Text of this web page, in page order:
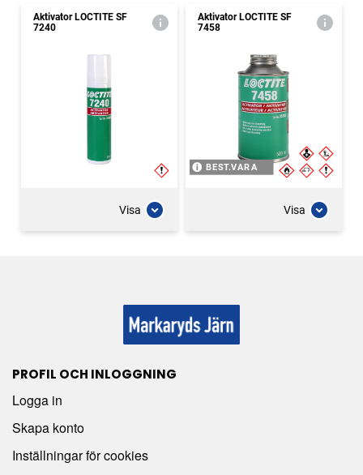
Aktivator LOCTITE SF
7240
Visa
Aktivator LOCTITE SF
7458
BEST.VARA
Visa
PROFIL OCH INLOGGNING
Logga in
Skapa konto
Inställningar för cookies